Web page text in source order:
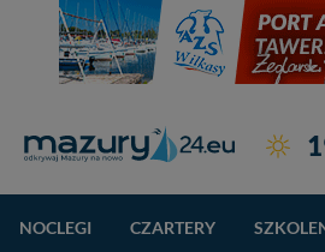
NOCLEGI CZARTERY